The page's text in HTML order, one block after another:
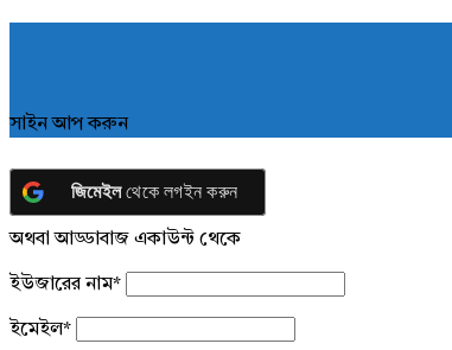
সাইন আপ করুন
জিমেইলথেকে লগইন করুন
অথবা আড্ডাবাজ একাউন্ট থেকে
ইউজারের নাম*
ইমেইল*